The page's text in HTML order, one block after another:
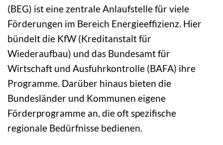
(BEG) ist eine zentrale Anlaufstelle für viele
Förderungen im Bereich Energieeffizienz. Hier
bündelt die KfW (Kreditanstalt für
Wiederaufbau) und das Bundesamt für
Wirtschaft und Ausfuhrkontrolle (BAFA) ihre
Programme. Darüber hinaus bieten die
Bundesländer und Kommunen eigene
Förderprogramme an, die oft spezifische
regionale Bedürfnisse bedienen.